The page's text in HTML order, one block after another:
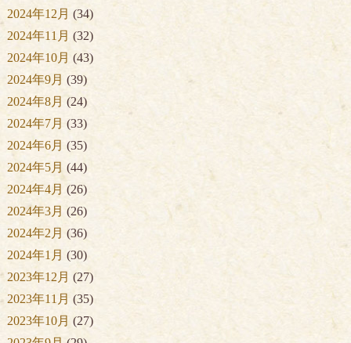
2024年12月 (34)
2024年11月 (32)
2024年10月 (43)
2024年9月 (39)
2024年8月 (24)
2024年7月 (33)
2024年6月 (35)
2024年5月 (44)
2024年4月 (26)
2024年3月 (26)
2024年2月 (36)
2024年1月 (30)
2023年12月 (27)
2023年11月 (35)
2023年10月 (27)